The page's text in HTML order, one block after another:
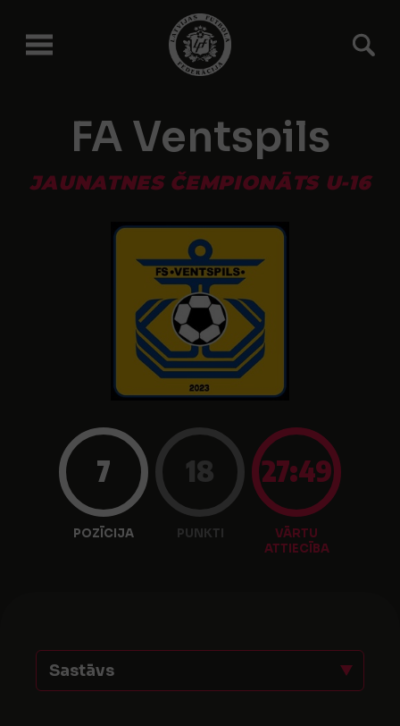
FA Ventspils
JAUNATNES ČEMPIONĀTS U-16
7
POZĪCIJA
18
PUNKTI
27:49
VĀRTU
ATTIECĪBA
Sastāvs